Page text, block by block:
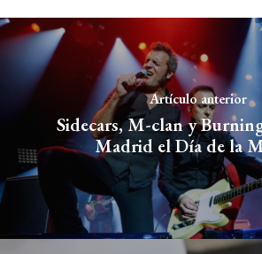
Artículo anterior
Sidecars, M-clan y
Madrid el Día de la